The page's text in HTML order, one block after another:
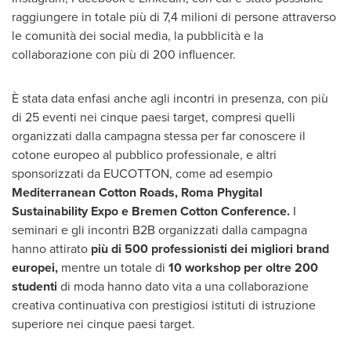
raggiungere in totale più di 7,4 milioni di persone attraverso
le comunità dei social media, la pubblicità e la
collaborazione con più di 200 influencer.
È stata data enfasi anche agli incontri in presenza, con più
di 25 eventi nei cinque paesi target, compresi quelli
organizzati dalla campagna stessa per far conoscere il
cotone europeo al pubblico professionale, e altri
sponsorizzati da EUCOTTON, come ad esempio
Mediterranean Cotton Roads, Roma Phygital
Sustainability Expo e Bremen Cotton Conference. I
seminari e gli incontri B2B organizzati dalla campagna
hanno attirato più di 500 professionisti dei migliori brand
europei, mentre un totale di 10 workshop per oltre 200
studenti di moda hanno dato vita a una collaborazione
creativa continuativa con prestigiosi istituti di istruzione
superiore nei cinque paesi target.